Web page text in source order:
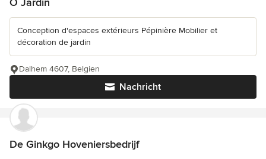
Conception d'espaces extérieurs Pépinière Mobilier et
décoration de jardin
Nachricht
Dalhem 4607, Belgien
De Ginkgo Hoveniersbedrijf